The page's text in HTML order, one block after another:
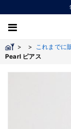
> > これまでに
Pearl ピアス